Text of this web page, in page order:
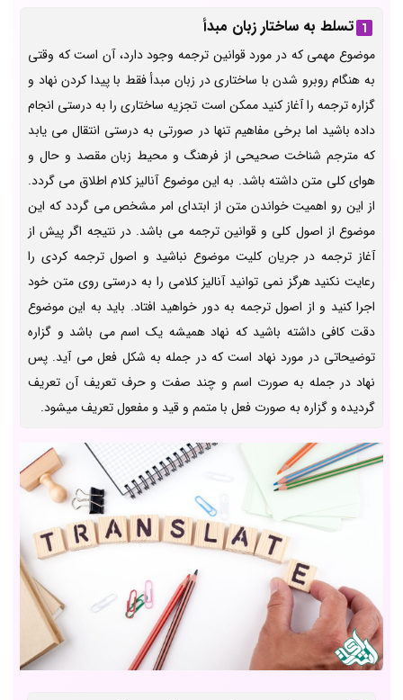
تسلط به ساختار زبان مبد‌أ
موضوع مهمی که در مورد قوانین ترجمه وجود دارد، آن است که وقتی
به هنگام روبرو شدن با ساختاری در زبان مبدأ فقط با پیدا کردن نهاد و
گزاره ترجمه را آغاز کنید ممکن است تجزیه ساختاری را به درستی انجام
داده باشید اما برخی مفاهیم تنها در صورتی به درستی انتقال می یابد
که مترجم شناخت صحیحی از فرهنگ و محیط زبان مقصد و حال و
هوای کلی متن داشته باشد. به این موضوع آنالیز کلام اطلاق می گردد.
از این رو اهمیت خواندن متن از ابتدای امر مشخص می گردد که این
موضوع از اصول کلی و قوانین ترجمه می باشد. در نتیجه اگر پیش از
آغاز ترجمه در جریان کلیت موضوع نباشید و اصول ترجمه کردی را
رعایت نکنید هرگز نمی توانید آنالیز کلامی را به درستی روی متن خود
اجرا کنید و از اصول ترجمه به دور خواهید افتاد. باید به این موضوع
دقت کافی داشته باشید که نهاد همیشه یک اسم می باشد و گزاره
توضیحاتی در مورد نهاد است که در جمله به شکل فعل می آید. پس
نهاد در جمله به صورت اسم و چند صفت و حرف تعریف آن تعریف
گردیده و گزاره به صورت فعل با متمم و قید و مفعول تعریف میشود.